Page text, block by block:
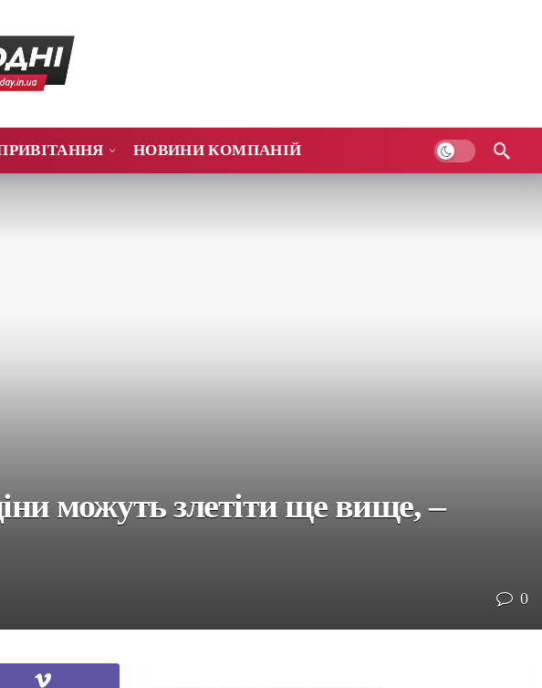
НОВИНИ КОМПАНІЙ
можуть злетіти ще вище, –
0